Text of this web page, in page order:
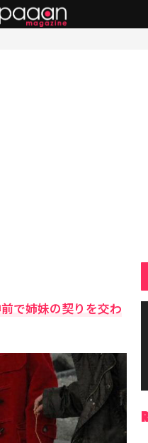
で姉妹の契りを交わ